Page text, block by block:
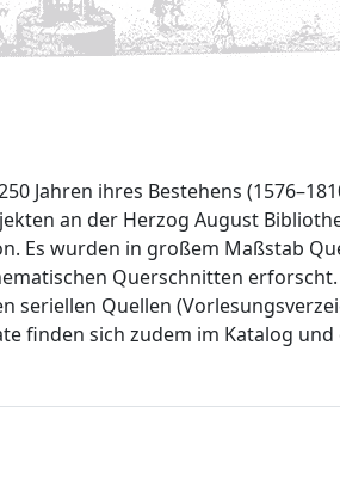
Jahren ihres Bestehens
an der Herzog August
Es wurden in großem Maßstab
Querschnitten
Quellen
finden sich zudem im Katalog